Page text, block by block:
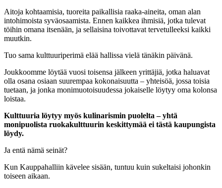
Aitoja kohtaamisia, tuoreita paikallisia raaka-aineita, oman alan
intohimoista syväosaamista. Ennen kaikkea ihmisiä, jotka tulevat
töihin omana itsenään, ja sellaisina toivottavat tervetulleeksi kaikki
muutkin.
Tuo sama kulttuuriperimä elää hallissa vielä tänäkin päivänä.
Joukkoomme löytää vuosi toisensa jälkeen yrittäjiä, jotka haluavat
olla osana osiaan suurempaa kokonaisuutta – yhteisöä, jossa toisia
tuetaan, ja jonka monimuotoisuudessa jokaiselle löytyy oma kolonsa
loistaa.
Kulttuuria löytyy myös kulinarismin puolelta – yhtä
monipuolista ruokakulttuurin keskittymää ei tästä kaupungista
löydy.
Ja entä nämä seinät?
Kun Kauppahalliin kävelee sisään, tuntuu kuin sukeltaisi johonkin
toiseen aikaan.